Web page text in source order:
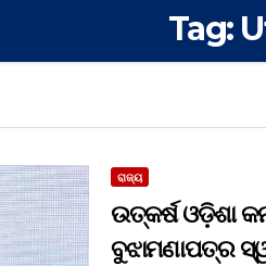
Tag:
ରାଜ୍ୟ
ଉତ୍କର୍ଷ ଓଡ଼ିଶା
ବୁଝାମଣାପତ୍ର